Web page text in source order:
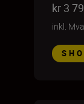
kr 3
inkl.